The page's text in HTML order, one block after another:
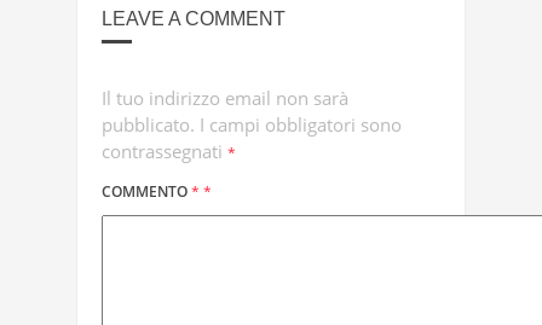
LEAVE A COMMENT
Il tuo indirizzo email non sarà
pubblicato. I campi obbligatori sono
contrassegnati *
COMMENTO* *